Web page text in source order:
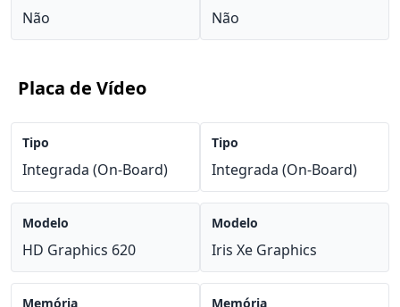
Não Não
Placa de Vídeo
Tipo
Integrada (On-Board)
Modelo
HD Graphics 620
Memória
Tipo
Integrada (On-Board)
Modelo
Iris Xe Graphics
Memória